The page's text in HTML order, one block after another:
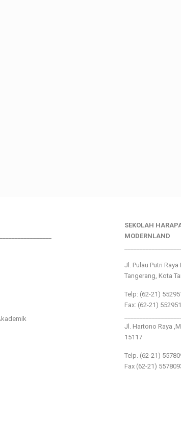
SEKOLAH
MODERNLAND
Jl. Pulau Putri
Tangerang, Kota
Telp: (62-21)
Fax: (62-21)
Jl. Hartono Raya
15117
Telp. (62-21)
Fax (62-21)